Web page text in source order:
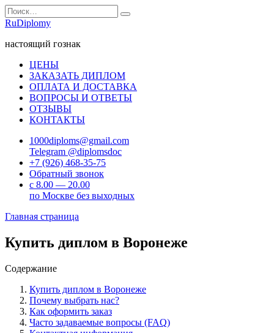
Перейти
к
содержанию
Search
for:
RuDiplomy
настоящий гознак
ЦЕНЫ
ЗАКАЗАТЬ ДИПЛОМ
ОПЛАТА И ДОСТАВКА
ВОПРОСЫ И ОТВЕТЫ
ОТЗЫВЫ
КОНТАКТЫ
1000diploms@gmail.com
Telegram @diplomsdoc
+7 (926) 468-35-75
Обратный звонок
с 8.00 — 20.00
по Москве без выходных
Главная страница
Купить диплом в Воронеже
Содержание
Купить диплом в Воронеже
Почему выбрать нас?
Как оформить заказ
Часто задаваемые вопросы (FAQ)